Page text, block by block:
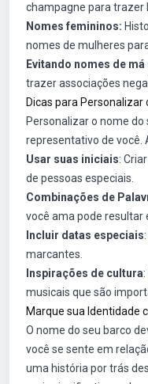
champagne para trazer
Nomes femininos:
nomes de mulheres
Evitando nomes de
trazer associações
Dicas para Personalizar
Personalizar o nome
representativo de você.
Usar suas iniciais:
de pessoas especiais.
Combinações de
você ama pode resultar
Incluir datas especiais
marcantes.
Inspirações de cultura
musicais que são
Marque sua Identidade
O nome do seu barco
você se sente em
uma história por trás